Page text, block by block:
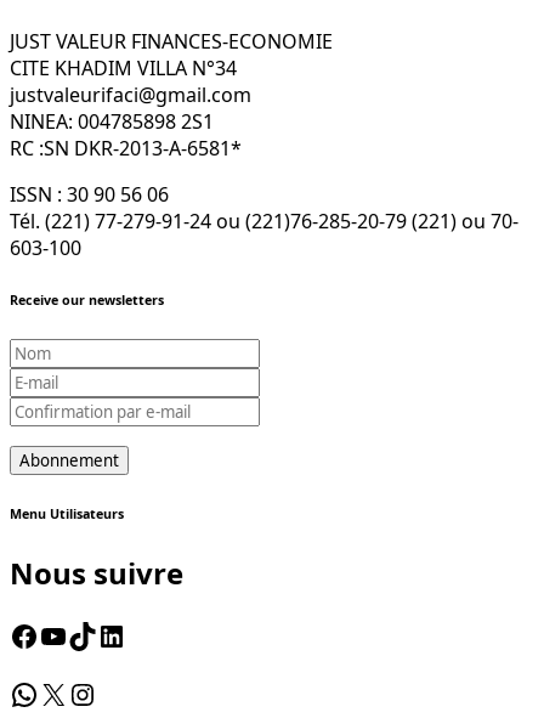
JUST VALEUR FINANCES-ECONOMIE
CITE KHADIM VILLA N°34
justvaleurifaci@gmail.com
NINEA: 004785898 2S1
RC :SN DKR-2013-A-6581*
ISSN : 30 90 56 06
Tél. (221) 77-279-91-24 ou (221)76-285-20-79 (221) ou 70-
603-100
Receive our newsletters
Menu Utilisateurs
Nous suivre
Facebook
YouTube
TikTokLinkedIn
WhatsApp
X Instagram